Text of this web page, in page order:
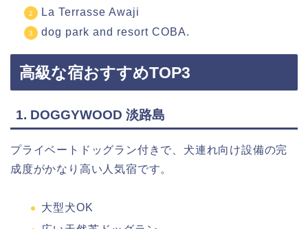
La Terrasse Awaji
dog park and resort COBA.
高級な宿おすすめTOP3
1. DOGGYWOOD 淡路島
プライベートドッグラン付きで、犬連れ向け設備の完
成度がかなり高い人気宿です。
大型犬OK